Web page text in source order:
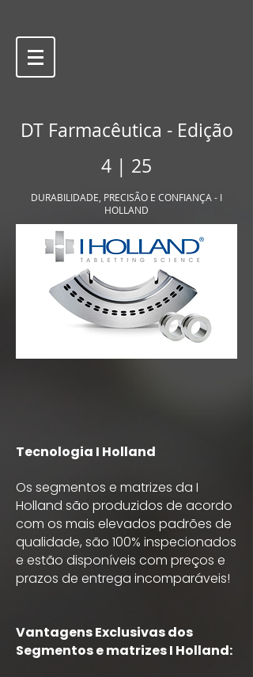
DT Farmacêutica - Edição
4 | 25
DURABILIDADE, PRECISÃO E CONFIANÇA - I
HOLLAND
Tecnologia I Holland
Os segmentos e matrizes da I
Holland são produzidos de acordo
com os mais elevados padrões de
qualidade, são 100% inspecionados
e estão disponíveis com preços e
prazos de entrega incomparáveis!
Vantagens Exclusivas dos
Segmentos e matrizes I Holland: